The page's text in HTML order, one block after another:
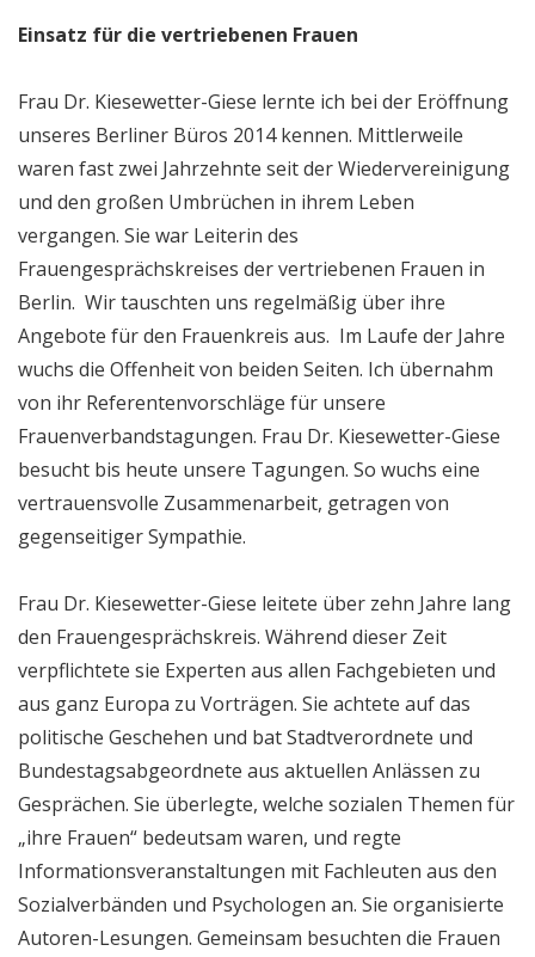
Einsatz für die vertriebenen Frauen
Frau Dr. Kiesewetter-Giese lernte ich bei der Eröffnung
unseres Berliner Büros 2014 kennen. Mittlerweile
waren fast zwei Jahrzehnte seit der Wiedervereinigung
und den großen Umbrüchen in ihrem Leben
vergangen. Sie war Leiterin des
Frauengesprächskreises der vertriebenen Frauen in
Berlin. Wir tauschten uns regelmäßig über ihre
Angebote für den Frauenkreis aus. Im Laufe der Jahre
wuchs die Offenheit von beiden Seiten. Ich übernahm
von ihr Referentenvorschläge für unsere
Frauenverbandstagungen. Frau Dr. Kiesewetter-Giese
besucht bis heute unsere Tagungen. So wuchs eine
vertrauensvolle Zusammenarbeit, getragen von
gegenseitiger Sympathie.
Frau Dr. Kiesewetter-Giese leitete über zehn Jahre lang
den Frauengesprächskreis. Während dieser Zeit
verpflichtete sie Experten aus allen Fachgebieten und
aus ganz Europa zu Vorträgen. Sie achtete auf das
politische Geschehen und bat Stadtverordnete und
Bundestagsabgeordnete aus aktuellen Anlässen zu
Gesprächen. Sie überlegte, welche sozialen Themen für
„ihre Frauen“ bedeutsam waren, und regte
Informationsveranstaltungen mit Fachleuten aus den
Sozialverbänden und Psychologen an. Sie organisierte
Autoren-Lesungen. Gemeinsam besuchten die Frauen